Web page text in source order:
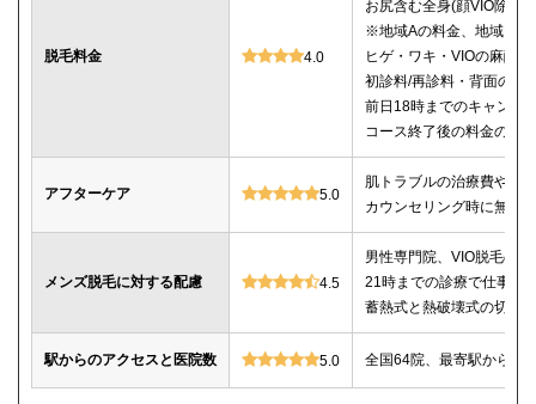
脱毛料金 4.0
お尻含む全身(顔VIO除く
※地域Aの料金、地域Bは
ヒゲ・ワキ・VIOの麻酔
初診料/再診料・背面のシ
前日18時までのキャンセ
コース終了後の料金の記
アフターケア 5.0
肌トラブルの治療費や薬
カウンセリング時に無料
メンズ脱毛に対する配慮 4.5
男性専門院、VIO脱毛の
21時までの診療で仕事帰
蓄熱式と熱破壊式の切替
駅からのアクセスと医院数 5.0 全国64院、最寄駅から徒